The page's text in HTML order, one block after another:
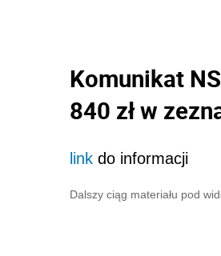
Komunikat
840 zł w
link do informacji
Dalszy ciąg materiału pod